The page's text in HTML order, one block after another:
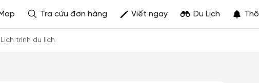
Tra cứu đơn hàng Viết ngay Du Lịch
Lịch trình du lịch